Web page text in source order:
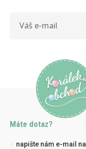
Máte dotaz?
napište nám e-mail na